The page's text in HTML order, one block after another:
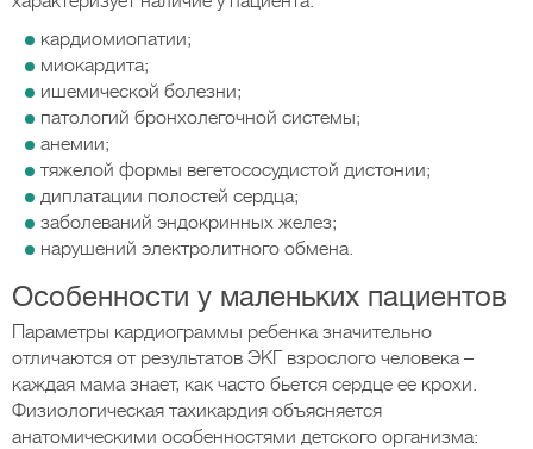
кардиомиопатии;
миокардита;
ишемической болезни;
патологий бронхолегочной системы;
анемии;
тяжелой формы вегетососудистой дистонии;
диплатации полостей сердца;
заболеваний эндокринных желез;
нарушений электролитного обмена.
Особенности у маленьких пациентов
Параметры кардиограммы ребенка значительно
отличаются от результатов ЭКГ взрослого человека –
каждая мама знает, как часто бьется сердце ее крохи.
Физиологическая тахикардия объясняется
анатомическими особенностями детского организма: